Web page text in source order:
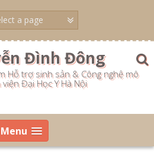
Đình Đông
Hỗ trợ sinh sản & Công nghệ mô
Đại Học Y Hà Nội
Menu